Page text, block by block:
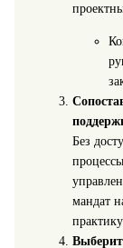
Без
мандат
практику.